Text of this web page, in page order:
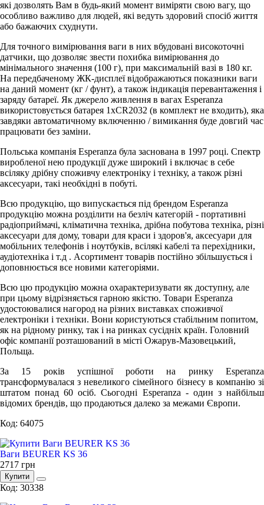
які дозволять Вам в будь-який момент виміряти свою вагу, що
особливо важливо для людей, які ведуть здоровий спосіб життя
або бажаючих схуднути.
Для точного вимірювання ваги в них вбудовані високоточні
датчики, що дозволяє звести похибка вимірювання до
мінімального значення (100 г), при максимальній вазі в 180 кг.
На передбаченому ЖК-дисплеї відображаються показники ваги
на даний момент (кг / фунт), а також індикація перевантаження і
заряду батареї. Як джерело живлення в вагах Esperanza
використовується батарея 1xCR2032 (в комплект не входить), яка
завдяки автоматичному включенню / вимикання буде довгий час
працювати без заміни.
Польська компанія Esperanza була заснована в 1997 році. Спектр
виробленої нею продукції дуже широкий і включає в себе
всіляку дрібну споживчу електроніку і техніку, а також різні
аксесуари, такі необхідні в побуті.
Всю продукцію, що випускається під брендом Esperanza
продукцію можна розділити на безліч категорій - портативні
радіоприймачі, кліматична техніка, дрібна побутова техніка, різні
аксесуари для дому, товари для краси і здоров'я, аксесуари для
мобільних телефонів і ноутбуків, всілякі кабелі та перехідники,
аудіотехніка і т.д . Асортимент товарів постійно збільшується і
доповнюється все новими категоріями.
Всю цю продукцію можна охарактеризувати як доступну, але
при цьому відрізняється гарною якістю. Товари Esperanza
удостоювалися нагород на різних виставках споживчої
електроніки і техніки. Вони користуються стабільним попитом,
як на рідному ринку, так і на ринках сусідніх країн. Головний
офіс компанії розташований в місті Ожарув-Мазовецький,
Польща.
За 15 років успішної роботи на ринку Esperanza
трансформувалася з невеликого сімейного бізнесу в компанію зі
штатом понад 60 осіб. Сьогодні Esperanza - один з найбільш
відомих брендів, що продаються далеко за межами Європи.
Код: 64075
Ваги BEURER KS 36
2717 грн
Купити
Код: 30338